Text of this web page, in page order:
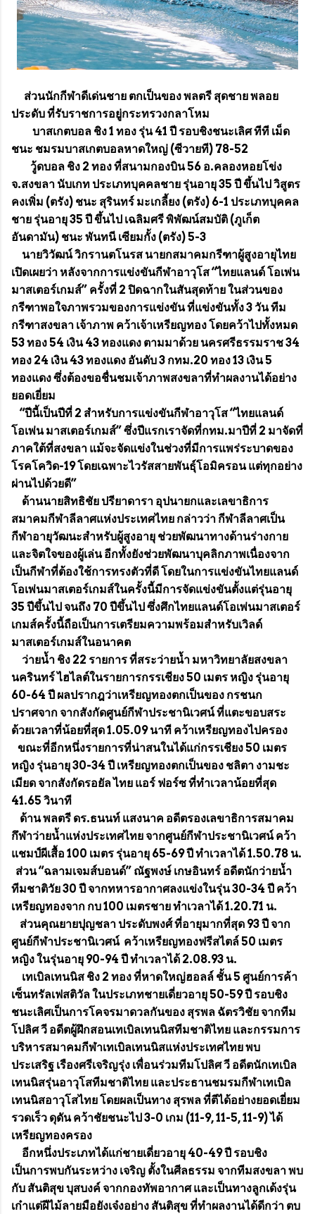
ส่วนนักกีฬาดีเด่นชาย ตกเป็นของ พลตรี สุดชาย พลอย
ประดับ ที่รับราชการอยู่กระทรวงกลาโหม
บาสเกตบอล ชิง 1 ทอง รุ่น 41 ปี รอบชิงชนะเลิศ ทีที เม็ด
ชนะ ชมรมบาสเกตบอลหาดใหญ่ (ซีวายที) 78-52
วู้ดบอล ชิง 2 ทอง ที่สนามกองบิน 56 อ.คลองหอยโข่ง
จ.สงขลา นับเกท ประเภทบุคคลชาย รุ่นอายุ 35 ปี ขึ้นไป วิสูตร
คงเพิ่ม (ตรัง) ชนะ สุรินทร์ มะเกลี้ยง (ตรัง) 6-1 ประเภทบุคคล
ชาย รุ่นอายุ 35 ปี ขึ้นไป เฉลิมศรี พิพัฒน์สมบัติ (ภูเก็ต
อันดามัน) ชนะ พันทนี เซียมกั้ง (ตรัง) 5-3
นายวิวัฒน์ วิกรานตโนรส นายกสมาคมกรีฑาผู้สูงอายุไทย
เปิดเผยว่า หลังจากการแข่งขันกีฬาอาวุโส “ไทยแลนด์ โอเพ่น
มาสเตอร์เกมส์” ครั้งที่ 2 ปิดฉากในสันสุดท้าย ในส่วนของ
กรีฑาพอใจภาพรวมของการแข่งขัน ที่แข่งขันทั้ง 3 วัน ทีม
กรีฑาสงขลา เจ้าภาพ คว้าเจ้าเหรียญทอง โดยคว้าไปทั้งหมด
53 ทอง 54 เงิน 43 ทองแดง ตามมาด้วย นครศรีธรรมราช 34
ทอง 24 เงิน 43 ทองแดง อันดับ 3 กทม.20 ทอง 13 เงิน 5
ทองแดง ซึ่งต้องขอชื่นชมเจ้าภาพสงขลาที่ทำผลงานได้อย่าง
ยอดเยี่ยม
“ปีนี้เป็นปีที่ 2 สำหรับการแข่งขันกีฬาอาวุโส “ไทยแลนด์
โอเพ่น มาสเตอร์เกมส์” ซึ่งปีแรกเราจัดที่กทม.มาปีที่ 2 มาจัดที่
ภาคใต้ที่สงขลา แม้จะจัดแข่งในช่วงที่มีการแพร่ระบาดของ
โรคโควิด-19 โดยเฉพาะไวรัสสายพันธุ์โอมิครอน แต่ทุกอย่าง
ผ่านไปด้วยดี”
ด้านนายสิทธิชัย ปรียาดารา อุปนายกและเลขาธิการ
สมาคมกีฬาลีลาศแห่งประเทศไทย กล่าวว่า กีฬาลีลาศเป็น
กีฬาอายุวัฒนะสำหรับผู้สูงอายุ ช่วยพัฒนาทางด้านร่างกาย
และจิตใจของผู้เล่น อีกทั้งยังช่วยพัฒนาบุคลิกภาพเนื่องจาก
เป็นกีฬาที่ต้องใช้การทรงตัวที่ดี โดยในการแข่งขันไทยแลนด์
โอเพ่นมาสเตอร์เกมส์ในครั้งนี้มีการจัดแข่งขันตั้งแต่รุ่นอายุ
35 ปีขึ้นไป จนถึง 70 ปีขึ้นไป ซึ่งศึกไทยแลนด์โอเพ่นมาสเตอร์
เกมส์ครั้งนี้ถือเป็นการเตรียมความพร้อมสำหรับเวิลด์
มาสเตอร์เกมส์ในอนาคต
ว่ายน้ำ ชิง 22 รายการ ที่สระว่ายน้ำ มหาวิทยาลัยสงขลา
นครินทร์ ไฮไลต์ในรายการกรรเชียง 50 เมตร หญิง รุ่นอายุ
60-64 ปี ผลปรากฎว่าเหรียญทองตกเป็นของ กรชนก
ปราศจาก จากสังกัดศูนย์กีฬาประชานิเวศน์ ที่แตะขอบสระ
ด้วยเวลาที่น้อยที่สุด 1.05.09 นาที คว้าเหรียญทองไปครอง
ขณะที่อีกหนึ่งรายการที่น่าสนในได้แก่กรรเชียง 50 เมตร
หญิง รุ่นอายุ 30-34 ปี เหรียญทองตกเป็นของ ชลิตา งามชะ
เมียด จากสังกัดรอยัล ไทย แอร์ ฟอร์ซ ที่ทำเวลาน้อยที่สุด
41.65 วินาที
ด้าน พลตรี ดร.ธนนท์ แสงนาค อดีตรองเลขาธิการสมาคม
กึฬาว่ายน้ำแห่งประเทศไทย จากศูนย์กีฬาประชานิเวศน์ คว้า
แชมป์ผีเสื้อ 100 เมตร รุ่นอายุ 65-69 ปี ทำเวลาได้ 1.50.78 น.
ส่วน “ฉลามเจมส์บอนด์” ณัฐพงษ์ เกษอินทร์ อดีตนักว่ายน้ำ
ทีมชาติวัย 30 ปี จากทหารอากาศลงแข่งในรุ่น 30-34 ปี คว้า
เหรียญทองจาก กบ 100 เมตรชาย ทำเวลาได้ 1.20.71 น.
ส่วนคุณยายปุญชลา ประดับพงศ์ ที่อายุมากที่สุด 93 ปี จาก
ศูนย์กีฬาประชานิเวศน์ คว้าเหรียญทองฟรีสไตล์ 50 เมตร
หญิง ในรุ่นอายุ 90-94 ปี ทำเวลาได้ 2.08.93 น.
เทเบิลเทนนิส ชิง 2 ทอง ที่หาดใหญ่ฮอลล์ ชั้น 5 ศูนย์การค้า
เซ็นทรัลเฟสติวัล ในประเภทชายเดี่ยวอายุ 50-59 ปี รอบชิง
ชนะเลิศเป็นการโคจรมาดวลกันของ สุรพล ฉัตรวิชัย จากทีม
โปลิศ วี อดีตผู้ฝึกสอนเทเบิลเทนนิสทีมชาติไทย และกรรมการ
บริหารสมาคมกีฬาเทเบิลเทนนิสแห่งประเทศไทย พบ
ประเสริฐ เรืองศรีเจริญรุ่ง เพื่อนร่วมทีมโปลิศ วี อดีตนักเทเบิล
เทนนิสรุ่นอาวุโสทีมชาติไทย และประธานชมรมกีฬาเทเบิล
เทนนิสอาวุโสไทย โดยผลเป็นทาง สุรพล ที่ตีได้อย่างยอดเยี่ยม
รวดเร็ว ดุดัน คว้าชัยชนะไป 3-0 เกม (11-9, 11-5, 11-9) ได้
เหรียญทองครอง
อีกหนึ่งประเภทได้แก่ชายเดี่ยวอายุ 40-49 ปี รอบชิง
เป็นการพบกันระหว่าง เจริญ ตั้งในศีลธรรม จากทีมสงขลา พบ
กับ สันติสุข บุสบงค์ จากกองทัพอากาศ และเป็นทางลูกเด้งรุ่น
เก๋าแต่ฝีไม้ลายมือยังเจ๋งอย่าง สันติสุข ที่ทำผลงานได้ดีกว่า ตบ